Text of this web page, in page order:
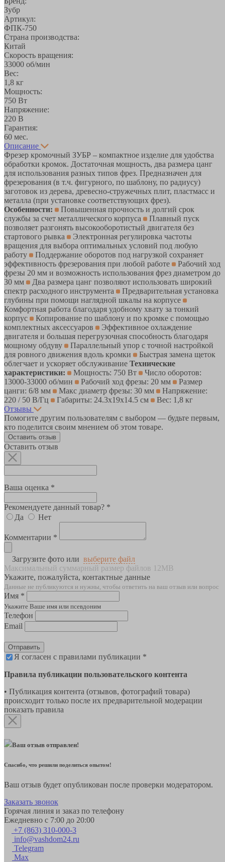
Зубр
Артикул:
ФПК-750
Страна производства:
Китай
Скорость вращения:
33000 об/мин
Вес:
1,8 кг
Мощность:
750 Вт
Напряжение:
220 В
Гарантия:
60 мес.
Описание
Фрезер кромочный ЗУБР – компактное изделие для удобства
обработки кромок. Достаточная мощность, два размера цанг
для использования разных типов фрез. Предназначен для
фрезерования (в т.ч. фигурного, по шаблону, по радиусу)
заготовок из дерева, древесно-стружечных плит, пластмасс и
металла (при установке соответствующих фрез).
Особенности:
Повышенная прочность и долгий срок
службы за счет металлического корпуса
Плавный пуск
позволяет разгонять высокооборотистый двигателя без
стартового рывка
Электронная регулировка частоты
вращения для выбора оптимальных условий под любую
работу
Поддержание оборотов под нагрузкой сохраняет
эффективность фрезерования при любой работе
Рабочий ход
фрезы 20 мм и возможность использования фрез диаметром до
30 мм
Два размера цанг позволяют использовать широкий
спектр расходного инструмента
Предварительная установка
глубины при помощи наглядной шкалы на корпусе
Комфортная работа благодаря удобному хвату за тонкий
корпус
Копирование по шаблону и по кромке с помощью
комплектных аксессуаров
Эффективное охлаждение
двигателя и большая перегрузочная способность благодаря
мощному обдуву
Параллельный упор с точной настройкой
для ровного движения вдоль кромки
Быстрая замена щеток
облегчает и ускоряет обслуживание Технические
характеристики:
Мощность: 750 Вт
Число оборотов:
13000-33000 об/мин
Рабочий ход фрезы: 20 мм
Размер
цанги: 6/8 мм
Макс диаметр фрезы: 30 мм
Напряжение:
220 / 50 В/Гц
Габариты: 24.3x19x14.5 см
Вес: 1,8 кг
Отзывы
Помогите другим пользователям с выбором — будьте первым,
кто поделится своим мнением об этом товаре.
Оставить отзыв
Оставить отзыв
Ваша оценка *
Рекомендуете данный товар? *
Да
Нет
Комментарии *
Загрузите фото или выберите файл
Максимальный суммарный размер файлов 12MB
Укажите, пожалуйста, контактные данные
Данные не публикуются и нужны, чтобы ответить на ваш отзыв или вопрос
Имя *
Укажите Ваше имя или псевдоним
Телефон
Email
Отправить
Я согласен с правилами публикации *
Правила публикации пользовательского контента
• Публикация контента (отзывов, фотографий товара)
происходит только после их предварительной модерации
показать правила
Ваш отзыв отправлен!
Спасибо, что решили поделиться опытом!
Ваш отзыв будет опубликован после проверки модератором.
Заказать звонок
Горячая линия и заказ по телефону
Ежедневно с 7:00 до 20:00
+7 (863) 310-000-3
info@vashdom24.ru
Telegram
Max